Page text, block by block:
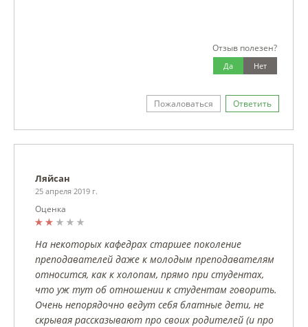
Отзыв полезен?
Нет
Да
Пожаловаться Ответить
Ляйсан
25 апреля 2019 г.
Оценка
На некоторых кафедрах старшее поколение
преподавателей даже к молодым преподавателям
относится, как к холопам, прямо при студентах,
что уж тут об отношении к студентам говорить.
Очень непорядочно ведут себя блатные дети, не
скрывая рассказывают про своих родителей (и про